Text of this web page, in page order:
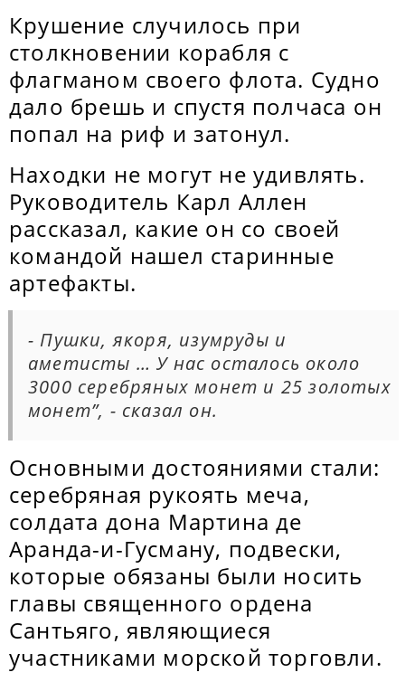
Крушение случилось при
столкновении корабля с
флагманом своего флота. Судно
дало брешь и спустя полчаса он
попал на риф и затонул.
Находки не могут не удивлять.
Руководитель Карл Аллен
рассказал, какие он со своей
командой нашел старинные
артефакты.
- Пушки, якоря, изумруды и
аметисты … У нас осталось около
3000 серебряных монет и 25 золотых
монет”, - сказал он.
Основными достояниями стали:
серебряная рукоять меча,
солдата дона Мартина де
Аранда-и-Гусману, подвески,
которые обязаны были носить
главы священного ордена
Сантьяго, являющиеся
участниками морской торговли.